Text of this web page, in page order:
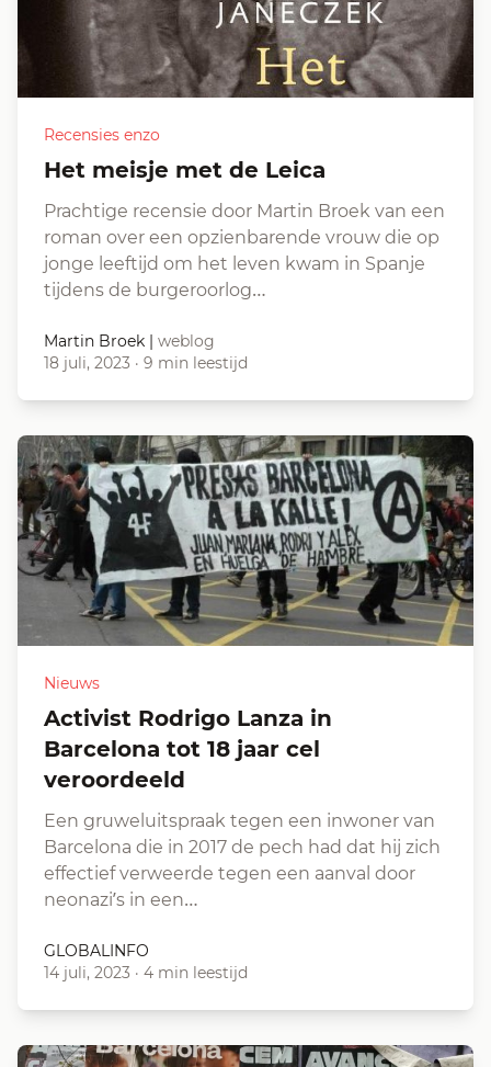
Recensies enzo
Het meisje met de Leica
Prachtige recensie door Martin Broek van een
roman over een opzienbarende vrouw die op
jonge leeftijd om het leven kwam in Spanje
tijdens de burgeroorlog…
Martin Broek | weblog
18 juli, 2023 · 9 min leestijd
Nieuws
Activist Rodrigo Lanza in
Barcelona tot 18 jaar cel
veroordeeld
Een gruweluitspraak tegen een inwoner van
Barcelona die in 2017 de pech had dat hij zich
effectief verweerde tegen een aanval door
neonazi’s in een…
GLOBALINFO
14 juli, 2023 · 4 min leestijd